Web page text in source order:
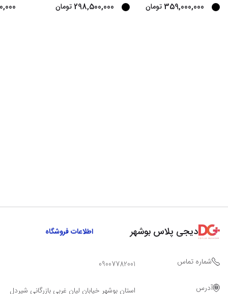
359,000,000 تومان 298,500,000 تومان
دیجی پلاس بوشهر اطلاعات فروشگاه
شماره تماس 09007782001
آدرس استان بوشهر خیابان لیان غربی بازرگانی شیردل